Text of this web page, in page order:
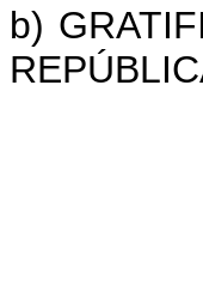
b)